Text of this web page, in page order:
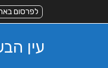
לפרסום
עין